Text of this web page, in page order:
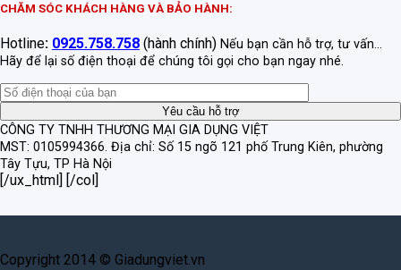
CHĂM SÓC KHÁCH HÀNG VÀ BẢO HÀNH:
Hotline: 0925.758.758 (hành chính) Nếu bạn cần hỗ trợ, tư vấn...
Hãy để lại số điện thoại để chúng tôi gọi cho bạn ngay nhé.
CÔNG TY TNHH THƯƠNG MẠI GIA DỤNG VIỆT
MST: 0105994366. Địa chỉ: Số 15 ngõ 121 phố Trung Kiên, phường
Tây Tựu, TP Hà Nội
[/ux_html] [/col]
Copyright 2014 © Giadungviet.vn